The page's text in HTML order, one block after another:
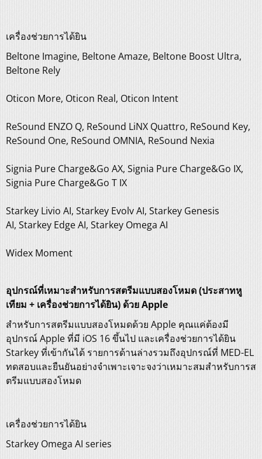
เครื่องช่วยการได้ยิน
Beltone Imagine, Beltone Amaze, Beltone Boost Ultra,
Beltone Rely
Oticon More, Oticon Real, Oticon Intent
ReSound ENZO Q, ReSound LiNX Quattro, ReSound Key,
ReSound One, ReSound OMNIA, ReSound Nexia
Signia Pure Charge&Go AX, Signia Pure Charge&Go IX,
Signia Pure Charge&Go T IX
Starkey Livio AI, Starkey Evolv AI, Starkey Genesis
AI, Starkey Edge AI, Starkey Omega AI
Widex Moment
อุปกรณ์ที่เหมาะสำหรับการสตรีมแบบสองโหมด (ประสาทหู
เทียม + เครื่องช่วยการได้ยิน) ด้วย Apple
สำหรับการสตรีมแบบสองโหมดด้วย Apple คุณแค่ต้องมี
อุปกรณ์ Apple ที่มี iOS 16 ขึ้นไป และเครื่องช่วยการได้ยิน
Starkey ที่เข้ากันได้ รายการด้านล่างรวมถึงอุปกรณ์ที่ MED-EL
ทดสอบและยืนยันอย่างจำเพาะเจาะจงว่าเหมาะสมสำหรับการส
ตรีมแบบสองโหมด
เครื่องช่วยการได้ยิน
Starkey Omega AI series